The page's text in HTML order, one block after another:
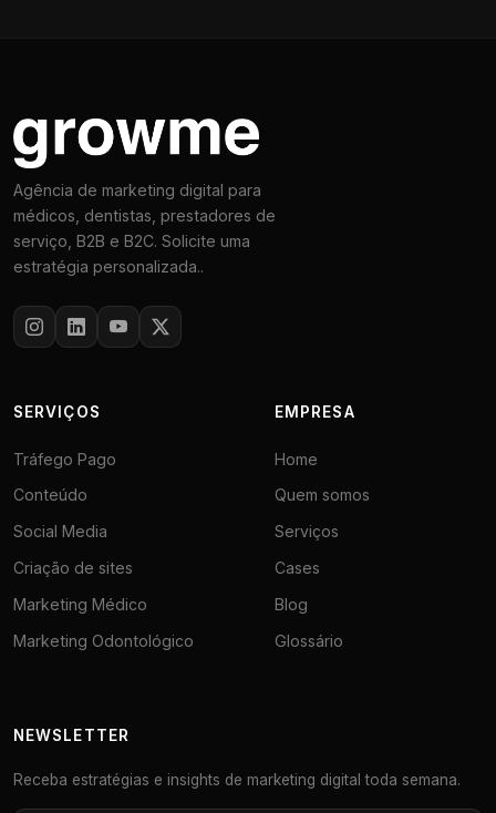
Agência de marketing digital para
médicos, dentistas, prestadores de
serviço, B2B e B2C. Solicite uma
estratégia personalizada..
SERVIÇOS
Tráfego Pago
Conteúdo
Social Media
Criação de sites
Marketing Médico
Marketing Odontológico
EMPRESA
Home
Quem somos
Serviços
Cases
Blog
Glossário
NEWSLETTER
Receba estratégias e insights de marketing digital toda semana.